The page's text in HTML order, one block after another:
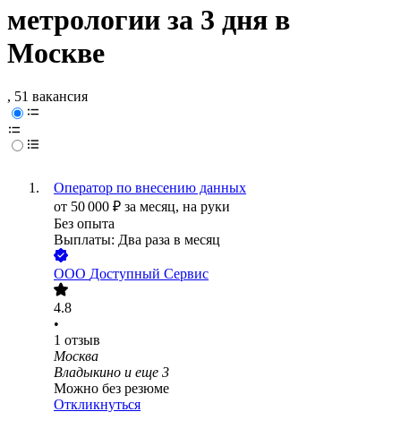
метрологии за 3 дня в
Москве
, 51 вакансия
Оператор по внесению данных
от 50 000 ₽ за месяц, на руки
Без опыта
Выплаты: Два раза в месяц
ООО Доступный Сервис
4.8
•
1 отзыв
Москва
Владыкино и еще 3
Можно без резюме
Откликнуться